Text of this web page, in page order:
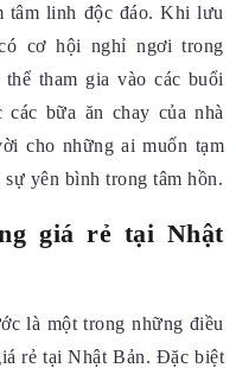
tâm linh độc đáo. Khi lưu
cơ hội nghỉ ngơi trong
tham gia vào các buổi
bữa ăn chay của nhà
cho những ai muốn tạm
yên bình trong tâm hồn.
giá rẻ tại Nhật
là một trong những điều
rẻ tại Nhật Bản. Đặc biệt